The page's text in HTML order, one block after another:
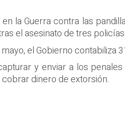
la Guerra contra las
el asesinato de tres
el Gobierno contabiliza
y enviar a los
dinero de extorsión.